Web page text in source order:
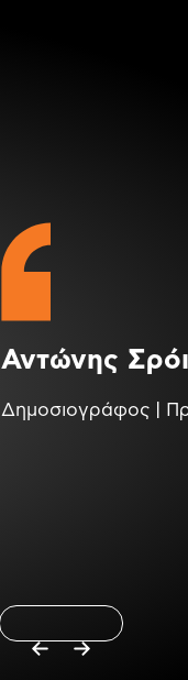
Αντώνης
Δημοσιογράφος |